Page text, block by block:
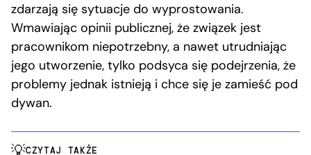
zdarzają się sytuacje do wyprostowania.
Wmawiając opinii publicznej, że związek jest
pracownikom niepotrzebny, a nawet utrudniając
jego utworzenie, tylko podsyca się podejrzenia, że
problemy jednak istnieją i chce się je zamieść pod
dywan.
CZYTAJ TAKŻE